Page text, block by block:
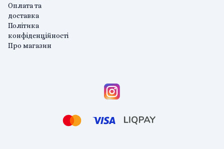
Оплата та
доставка
Політика
конфіденційності
Про магазин